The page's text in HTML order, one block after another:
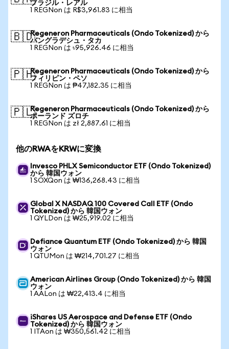
ブラジル・レアル
1 REGNon は R$3,961.83 に相当
🇧🇩Regeneron Pharmaceuticals (Ondo Tokenized) から
バングラデシュ・タカ
1 REGNon は ৳95,926.46 に相当
🇵🇭Regeneron Pharmaceuticals (Ondo Tokenized) から
フィリピン・ペソ
1 REGNon は ₱47,182.35 に相当
🇵🇱Regeneron Pharmaceuticals (Ondo Tokenized) から
ポーランド ズロチ
1 REGNon は zł 2,887.61 に相当
他のRWAをKRWに変換
Invesco PHLX Semiconductor ETF (Ondo Tokenized)
から 韓国ウォン
1 SOXQon は ₩136,268.43 に相当
Global X NASDAQ 100 Covered Call ETF (Ondo
Tokenized) から 韓国ウォン
1 QYLDon は ₩25,919.02 に相当
Defiance Quantum ETF (Ondo Tokenized) から 韓国
ウォン
1 QTUMon は ₩214,701.27 に相当
American Airlines Group (Ondo Tokenized) から 韓国
ウォン
1 AALon は ₩22,413.4 に相当
iShares US Aerospace and Defense ETF (Ondo
Tokenized) から 韓国ウォン
1 ITAon は ₩350,561.42 に相当